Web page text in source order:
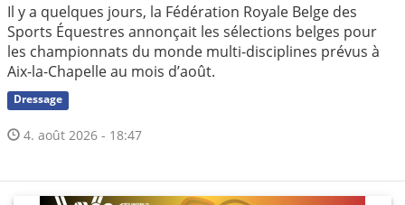
Il y a quelques jours, la Fédération Royale Belge des
Sports Équestres annonçait les sélections belges pour
les championnats du monde multi-disciplines prévus à
Aix-la-Chapelle au mois d’août.
Dressage
4. août 2026 - 18:47